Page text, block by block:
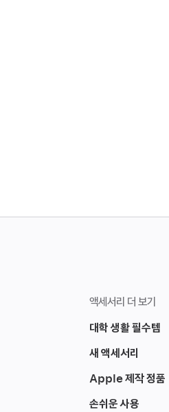
액세서리 더 보기
대학 생활 필수템
새 액세서리
Apple 제작 정품
손쉬운 사용